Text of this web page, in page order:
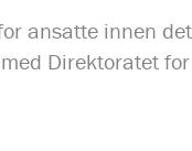
ansatte innen
Direktoratet